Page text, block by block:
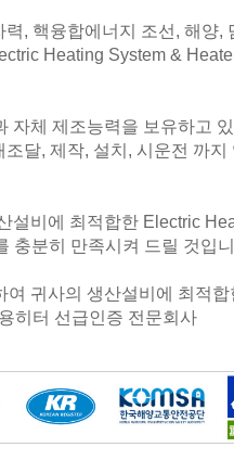
, 핵융합에너지 조선, 해양,
Heating System &
자체 제조능력을 보유하고
달, 제작, 설치, 시운전 까지
설비에 최적합한 Electric
충분히 만족시켜 드릴 것입
귀사의 생산설비에 최적합
히터 선급인증 전문회사